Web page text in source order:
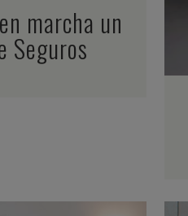
marcha un
Seguros